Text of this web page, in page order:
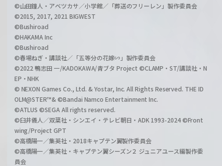
©山田鐘人・アベツカサ／小学館／「葬送のフリーレン」製作委員会
©2015, 2017, 2021 BIGWEST
©Bushiroad
©HAKAMA Inc
©Bushiroad
©春場ねぎ・講談社／「五等分の花嫁∽」製作委員会
©2022 鴨志田 一/KADOKAWA/青ブタ Project ©CLAMP・ST/講談社・N
EP・NHK
© NEXON Games Co., Ltd. & Yostar, Inc. All Rights Reserved. THE ID
OLM@STER™& ©Bandai Namco Entertainment Inc.
©ATLUS ©SEGA All rights reserved.
©臼井儀人／双葉社・シンエイ・テレビ朝日・ADK 1993-2024 ©Front
wing/Project GPT
©高橋陽一／集英社・2018キャプテン翼製作委員会
©高橋陽一／集英社・キャプテン翼シーズン２ ジュニアユース編製作委
員会